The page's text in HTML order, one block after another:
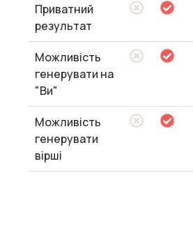
Приватний
результат
Можливість
генерувати на
"Ви"
Можливість
генерувати
вірші